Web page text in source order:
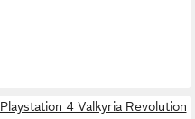
Playstation 4 Valkyria Revolution